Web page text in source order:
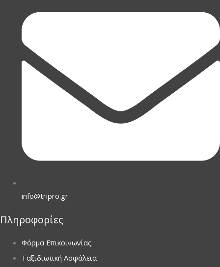
info@tripro.gr
Πληροφορίες
Φόρμα Επικοινωνίας
Ταξιδιωτική Ασφάλεια